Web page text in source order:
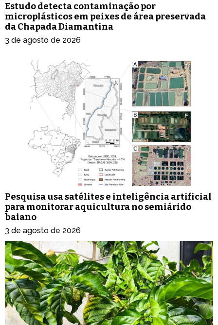
Estudo detecta contaminação por
microplásticos em peixes de área preservada
da Chapada Diamantina
3 de agosto de 2026
Pesquisa usa satélites e inteligência artificial
para monitorar aquicultura no semiárido
baiano
3 de agosto de 2026